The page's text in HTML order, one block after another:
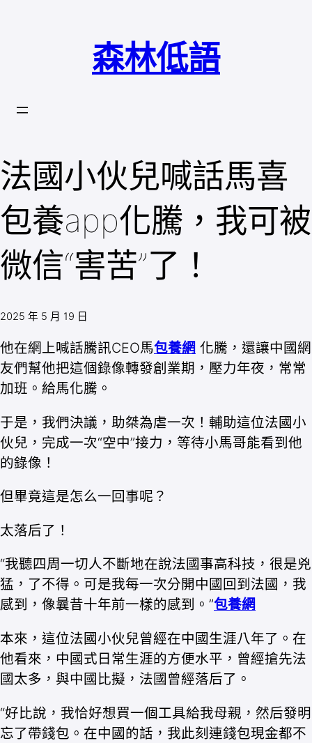
森林低語
法國小伙兒喊話馬喜
包養app化騰，我可被
微信“害苦”了！
2025 年 5 月 19 日
他在網上喊話騰訊CEO馬包養網 化騰，還讓中國網
友們幫他把這個錄像轉發創業期，壓力年夜，常常
加班。給馬化騰。
于是，我們決議，助桀為虐一次！輔助這位法國小
伙兒，完成一次“空中”接力，等待小馬哥能看到他
的錄像！
但畢竟這是怎么一回事呢？
太落后了！
“我聽四周一切人不斷地在說法國事高科技，很是兇
猛，了不得。可是我每一次分開中國回到法國，我
感到，像曩昔十年前一樣的感到。”包養網
本來，這位法國小伙兒曾經在中國生涯八年了。在
他看來，中國式日常生涯的方便水平，曾經搶先法
國太多，與中國比擬，法國曾經落后了。
“好比說，我恰好想買一個工具給我母親，然后發明
忘了帶錢包。在中國的話，我此刻連錢包現金都不